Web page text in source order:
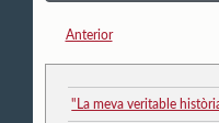
Anterior
"La meva veritable